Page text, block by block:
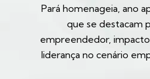
Pará homenageia, ano
que se destacam
empreendedor, impacto
liderança no cenário